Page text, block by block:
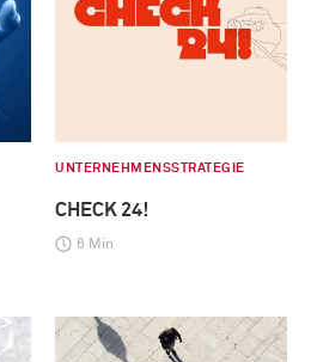
UNTERNEHMENSSTRATEGIE
CHECK 24!
6 Min